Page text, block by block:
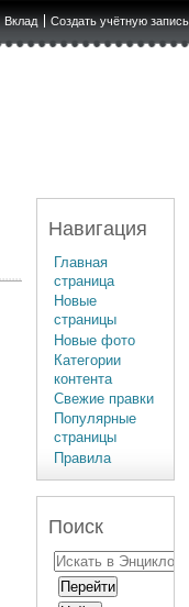
Вклад Создать учётную запись
Навигация
Главная
страница
Новые
страницы
Новые фото
Категории
контента
Свежие правки
Популярные
страницы
Правила
Поиск